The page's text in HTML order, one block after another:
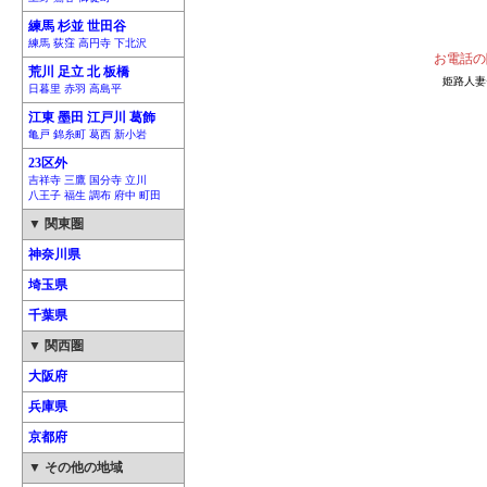
練馬 杉並 世田谷
練馬 荻窪 高円寺 下北沢
荒川 足立 北 板橋
日暮里 赤羽 高島平
江東 墨田 江戸川 葛飾
亀戸 錦糸町 葛西 新小岩
23区外
吉祥寺 三鷹 国分寺 立川
八王子 福生 調布 府中 町田
▼ 関東圏
神奈川県
埼玉県
千葉県
▼ 関西圏
大阪府
兵庫県
京都府
▼ その他の地域
お電話
姫路人